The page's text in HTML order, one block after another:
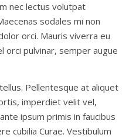
nec lectus volutpat
sodales mi non
orci. Mauris viverra eu
orci pulvinar, semper augue
Pellentesque at aliquet
imperdiet velit vel,
ipsum primis in faucibus
cubilia Curae. Vestibulum